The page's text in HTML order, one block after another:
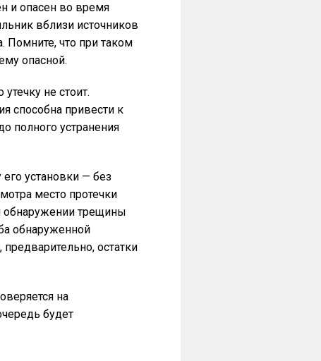
и опасен во время
вблизи источников
Помните, что при таком
опасной.
не стоит.
способна привести к
полного устранения
установки — без
место протечки
обнаружении трещины
обнаруженной
остатки
на
будет